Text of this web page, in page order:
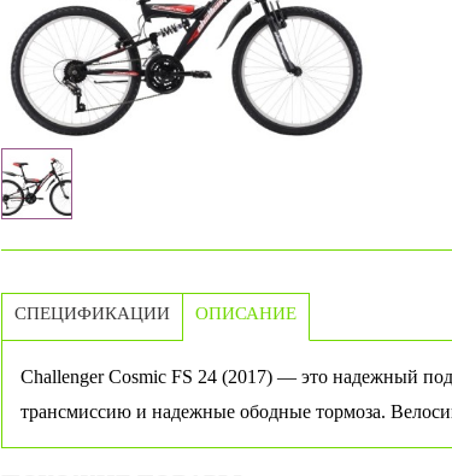
СПЕЦИФИКАЦИИ ОПИСАНИЕ
Challenger Cosmic FS 24 (2017) — это надежный
трансмиссию и надежные ободные тормоза.